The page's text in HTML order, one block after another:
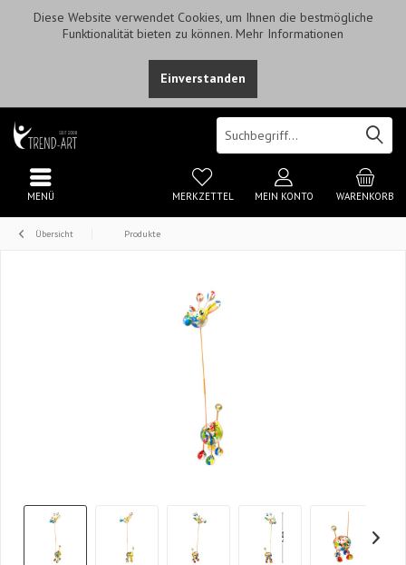
Diese Website verwendet Cookies, um Ihnen die bestmögliche
Funktionalität bieten zu können. Mehr Informationen
Einverstanden
WARENKORB
MERKZETTEL MEIN KONTO
MENÜ
Übersicht Produkte